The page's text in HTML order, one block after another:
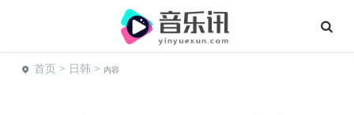
首页 > 日韩 > 内容